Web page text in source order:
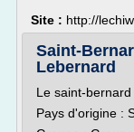
Site : http://
Saint-
Lebernard
Le saint-bernard
Pays d'origine :